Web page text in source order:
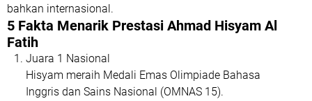
bahkan internasional.
5 Fakta Menarik Prestasi Ahmad Hisyam Al
Fatih
Juara 1 Nasional
Hisyam meraih Medali Emas Olimpiade Bahasa
Inggris dan Sains Nasional (OMNAS 15).